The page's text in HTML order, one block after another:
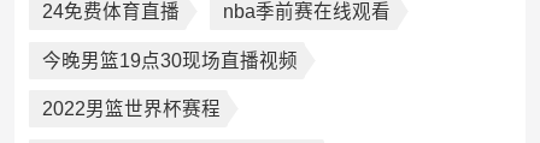
24免费体育直播 nba季前赛在线观看
今晚男篮19点30现场直播视频
2022男篮世界杯赛程